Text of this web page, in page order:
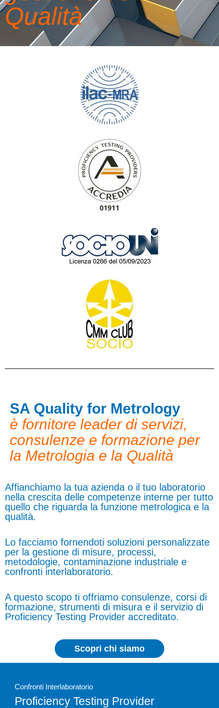
Qualità
SA Quality for Metrology
è fornitore leader di servizi,
consulenze e formazione per
la Metrologia e la Qualità
Affianchiamo la tua azienda o il tuo laboratorio
nella crescita delle competenze interne per tutto
quello che riguarda la funzione metrologica e la
qualità.
Lo facciamo fornendoti soluzioni personalizzate
per la gestione di misure, processi,
metodologie, contaminazione industriale e
confronti interlaboratorio.
A questo scopo ti offriamo consulenze, corsi di
formazione, strumenti di misura e il servizio di
Proficiency Testing Provider accreditato.
Scopri chi siamo
Confronti Interlaboratorio
Proficiency Testing Provider